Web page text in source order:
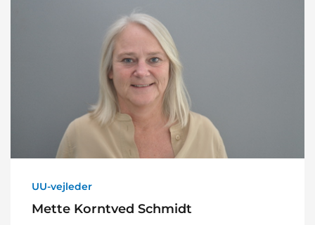
UU-vejleder
Mette Korntved Schmidt